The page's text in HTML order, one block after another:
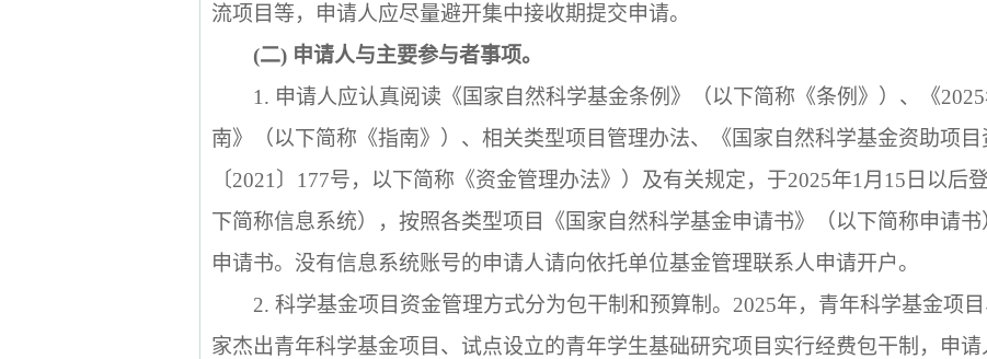
流项目等，申请人应尽量避开集中接收期提交申请。
(二) 申请人与主要参与者事项。
1. 申请人应认真阅读《国家自然科学基金条例》（以下简称《条例》）、《2025
南》（以下简称《指南》）、相关类型项目管理办法、《国家自然科学基金资助项
〔2021 〕 177号，以下简称《资金管理办法》）及有关规定，于2025年1 月 15 日以后
下简称信息系统），按照各类型项目《国家自然科学基金申请书》（以下简称申请
申请书。没有信息系统账号的申请人请向依托单位基金管理联系人申请开户。
2. 科学基金项目资金管理方式分为包干制和预算制。 2025年，青年科学基金项
家杰出青年科学基金项目、试点设立的青年学生基础研究项目实行经费包干制，申